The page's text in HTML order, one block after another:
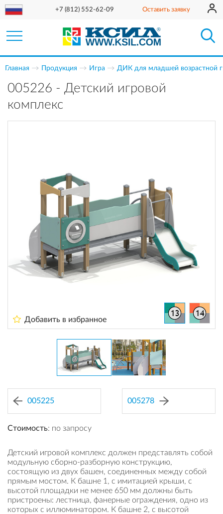
+7 (812) 552-62-09 Оставить заявку
Главная Продукция Игра ДИК для младшей возрастной
005226 - Детский игровой
комплекс
Добавить в избранное
005225 005278
Стоимость: по запросу
Детский игровой комплекс должен представлять собой
модульную сборно-разборную конструкцию,
состоящую из двух башен, соединенных между собой
прямым мостом. К башне 1, с имитацией крыши, с
высотой площадки не менее 650 мм должны быть
пристроены: лестница, фанерные ограждения, одно из
которых с иллюминатором. К башне 2, с высотой